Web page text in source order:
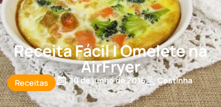
Receita Fácil | Omelete na
AirFryer
Receitas 10 de junho de 2016 Cestinha